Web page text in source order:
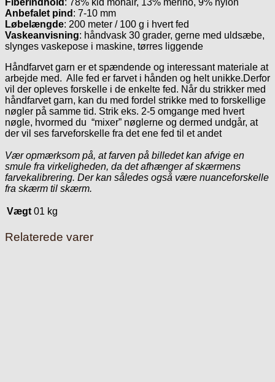
Anbefalet pind : 7-10 mm
Løbelængde: 200 meter / 100 g i hvert fed
Vaskeanvisning: håndvask 30 grader, gerne med uldsæbe,
slynges vaskepose i maskine, tørres liggende
Håndfarvet garn er et spændende og interessant materiale at
arbejde med. Alle fed er farvet i hånden og helt unikke.Derfor
vil der opleves forskelle i de enkelte fed. Når du strikker med
håndfarvet garn, kan du med fordel strikke med to forskellige
nøgler på samme tid. Strik eks. 2-5 omgange med hvert
nøgle, hvormed du “mixer” nøglerne og dermed undgår, at
der vil ses farveforskelle fra det ene fed til et andet
Vær opmærksom på, at farven på billedet kan afvige en
smule fra virkeligheden, da det afhænger af skærmens
farvekalibrering. Der kan således også være nuanceforskelle
fra skærm til skærm.
Vægt 01 kg
Relaterede varer